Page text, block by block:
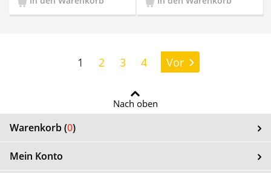
Seite:
1 2 3 4 Vor
Nach oben
Warenkorb (0)
Mein Konto